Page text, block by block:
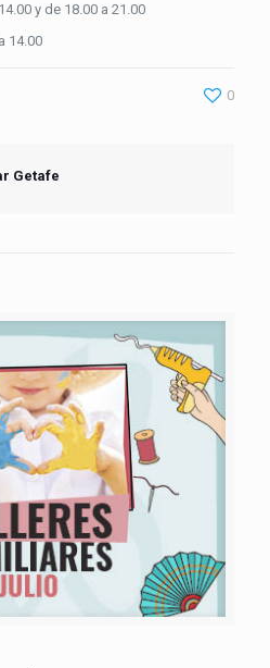
y de 18.00 a 21.00
14.00
0
Getafe